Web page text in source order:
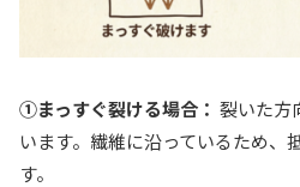
①まっすぐ裂ける場合： 裂いた方
います。繊維に沿っているため、
す。